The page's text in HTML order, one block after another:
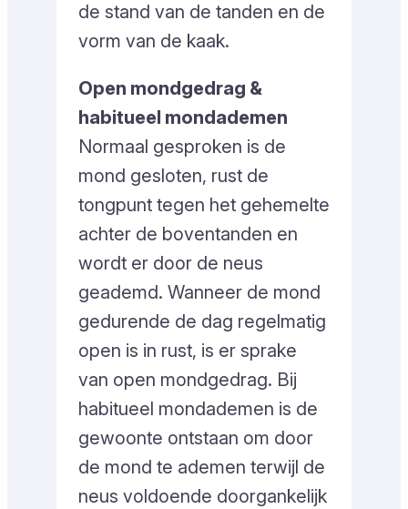
de stand van de tanden en de
vorm van de kaak.
Open mondgedrag &
habitueel mondademen
Normaal gesproken is de
mond gesloten, rust de
tongpunt tegen het gehemelte
achter de boventanden en
wordt er door de neus
geademd. Wanneer de mond
gedurende de dag regelmatig
open is in rust, is er sprake
van open mondgedrag. Bij
habitueel mondademen is de
gewoonte ontstaan om door
de mond te ademen terwijl de
neus voldoende doorgankelijk